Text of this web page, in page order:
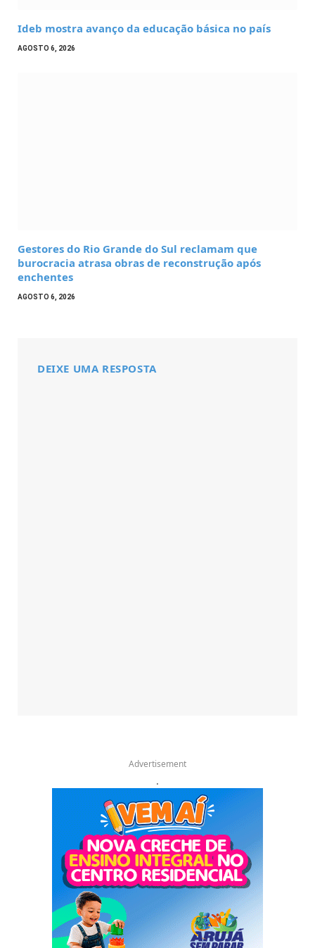
Ideb mostra avanço da educação básica no país
AGOSTO 6, 2026
Gestores do Rio Grande do Sul reclamam que
burocracia atrasa obras de reconstrução após
enchentes
AGOSTO 6, 2026
DEIXE UMA RESPOSTA
Advertisement
.